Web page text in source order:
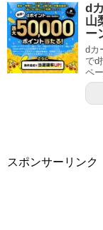
d
山
ー
dカ
でd
ペ
スポンサーリンク